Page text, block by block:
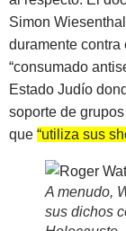
Simon
duramente contra
“consumado
Estado Judío
soporte de
que “utiliza sus
A menudo,
sus dichos